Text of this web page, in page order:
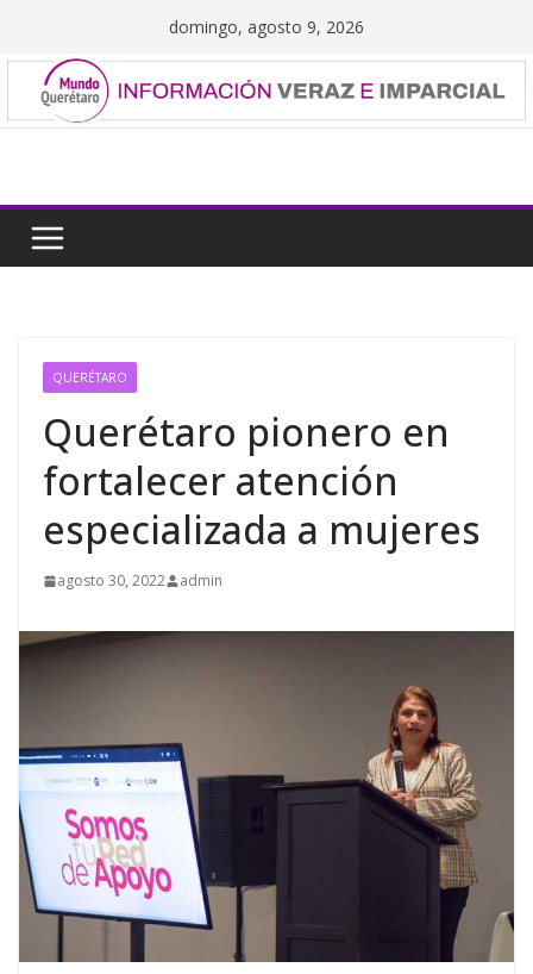
contenido
domingo, agosto 9, 2026
QUERÉTARO
Querétaro pionero en
fortalecer atención
especializada a mujeres
agosto 30, 2022 admin